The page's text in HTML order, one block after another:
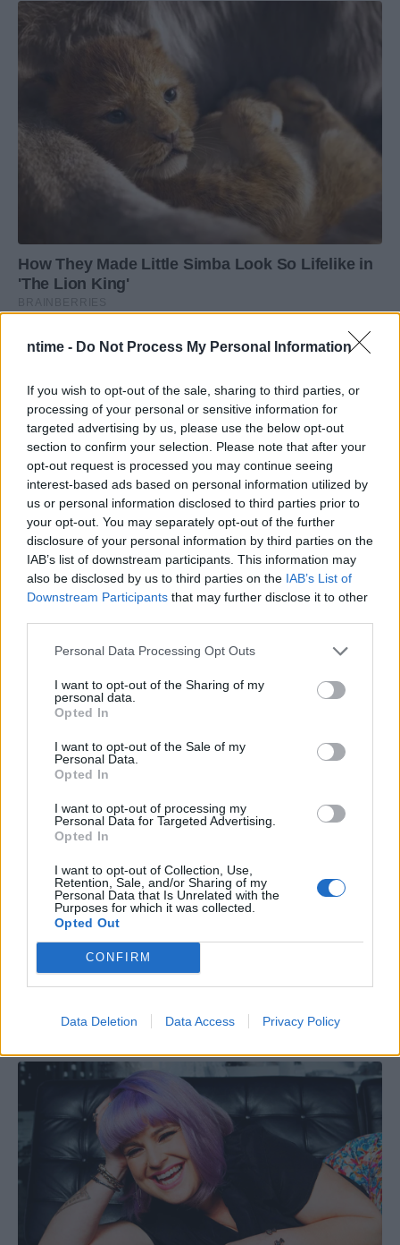
ntime - Do Not Process My Personal Information
If you wish to opt-out of the sale, sharing to third parties, or
processing of your personal or sensitive information for
targeted advertising by us, please use the below opt-out
section to confirm your selection. Please note that after your
opt-out request is processed you may continue seeing
interest-based ads based on personal information utilized by
us or personal information disclosed to third parties prior to
your opt-out. You may separately opt-out of the further
disclosure of your personal information by third parties on the
IAB’s list of downstream participants. This information may
also be disclosed by us to third parties on the IAB’s List of
Downstream Participants that may further disclose it to other
Personal Data Processing Opt Outs
I want to opt-out of the Sharing of my
personal data.
Opted In
I want to opt-out of the Sale of my
Personal Data.
Opted In
I want to opt-out of processing my
Personal Data for Targeted Advertising.
Opted In
I want to opt-out of Collection, Use,
Retention, Sale, and/or Sharing of my
Personal Data that Is Unrelated with the
Purposes for which it was collected.
Opted Out
CONFIRM
Data Deletion Data Access Privacy Policy